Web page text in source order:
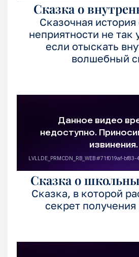
Сказка о
Сказочная история
неприятности не
если отыскать
волшебный
Сказка о
Сказка, в которой
секрет получения